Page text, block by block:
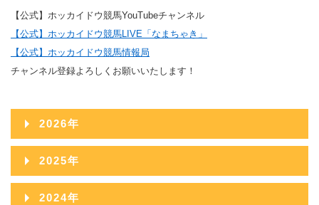
【公式】ホッカイドウ競馬YouTubeチャンネル
【公式】ホッカイドウ競馬LIVE「なまちゃき」
【公式】ホッカイドウ競馬情報局
チャンネル登録よろしくお願いいたします！
2026年
2026年08月
2026年07月
2025年
2025年12月
2024年